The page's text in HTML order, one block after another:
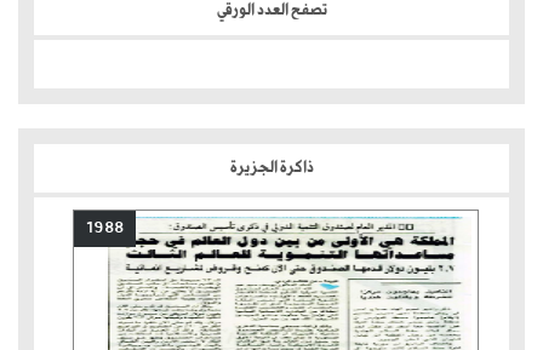
تصفح العدد الورقي
ذاكرة الجزيرة
1988